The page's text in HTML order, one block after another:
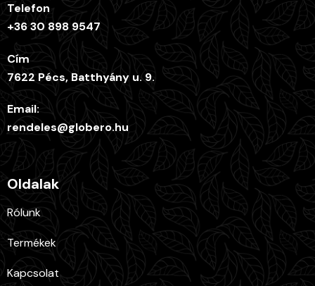
Telefon
+36 30 898 9547
Cím
7622 Pécs, Batthyány u. 9.
Email:
rendeles@globero.hu
Oldalak
Rólunk
Termékek
Kapcsolat